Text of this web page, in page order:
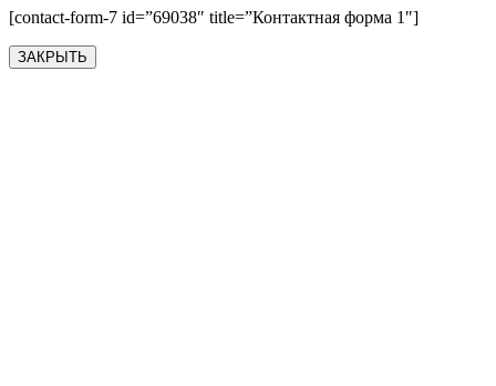
[contact-form-7 id=”69038″ title=”Контактная форма 1″]
ЗАКРЫТЬ